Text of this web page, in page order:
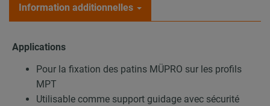
Information additionnelles
Applications
Pour la fixation des patins MÜPRO sur les profils
MPT
Utilisable comme support guidage avec sécurité